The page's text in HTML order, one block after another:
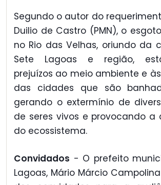
Segundo o autor do
Duilio de Castro (PMN), o
no Rio das Velhas, oriundo da
Sete Lagoas e região,
prejuízos ao meio ambiente e
das cidades que são
gerando o extermínio de
de seres vivos e provocando a
do ecossistema.
Convidados - O prefeito
Lagoas, Mário Márcio